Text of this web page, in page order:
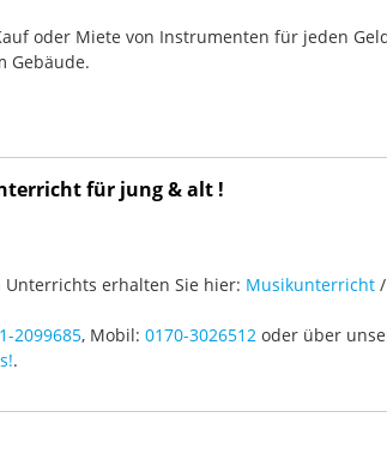
oder Miete von Instrumenten für jeden
Gebäude.
für jung & alt !
Unterrichts erhalten Sie hier: Musikunterricht /
2099685, Mobil: 0170-3026512 oder über
.